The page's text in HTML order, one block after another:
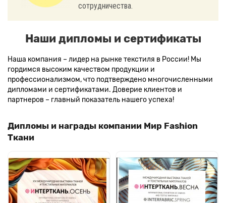
сотрудничества.
Наши дипломы и сертификаты
Наша компания – лидер на рынке текстиля в России! Мы
гордимся высоким качеством продукции и
профессионализмом, что подтверждено многочисленными
дипломами и сертификатами. Доверие клиентов и
партнеров – главный показатель нашего успеха!
Дипломы и награды компании Мир Fashion
Ткани